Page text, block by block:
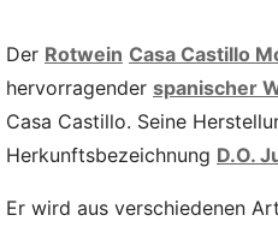
Der Rotwein Casa Castillo
hervorragender spanischer
Casa Castillo. Seine
Herkunftsbezeichnung D.O.
Er wird aus verschiedenen